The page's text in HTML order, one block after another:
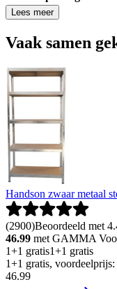
Lees meer
Vaak samen
Handson zwaar metaal
(2900)Beoordeeld met
46.99 met GAMMA
1+1 gratis1+1 gratis
1+1 gratis,
46.99